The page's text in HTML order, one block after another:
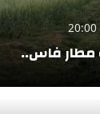
فاس..